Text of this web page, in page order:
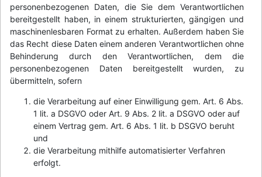
personenbezogenen Daten, die Sie dem Verantwortlichen
bereitgestellt haben, in einem strukturierten, gängigen und
maschinenlesbaren Format zu erhalten. Außerdem haben Sie
das Recht diese Daten einem anderen Verantwortlichen ohne
Behinderung durch den Verantwortlichen, dem die
personenbezogenen Daten bereitgestellt wurden, zu
übermitteln, sofern
die Verarbeitung auf einer Einwilligung gem. Art. 6 Abs.
1 lit. a DSGVO oder Art. 9 Abs. 2 lit. a DSGVO oder auf
einem Vertrag gem. Art. 6 Abs. 1 lit. b DSGVO beruht
und
die Verarbeitung mithilfe automatisierter Verfahren
erfolgt.